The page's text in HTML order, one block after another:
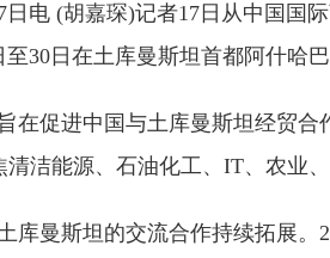
日电 (胡嘉琛)记者17日从中国国
至30日在土库曼斯坦首都阿什哈
促进中国与土库曼斯坦经贸合
洁能源、石油化工、IT、农业
曼斯坦的交流合作持续拓展。